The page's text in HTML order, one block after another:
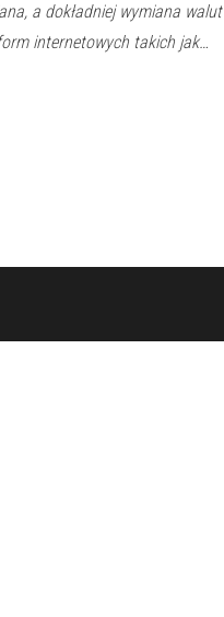
a dokładniej wymiana
internetowych takich jak…